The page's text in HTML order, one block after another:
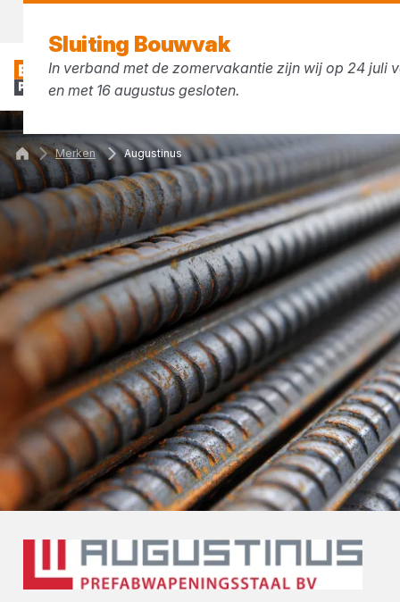
Merken Augustinus
Sluiting Bouwvak
In verband met de zomervakantie zijn wij op 24 juli
en met 16 augustus gesloten.